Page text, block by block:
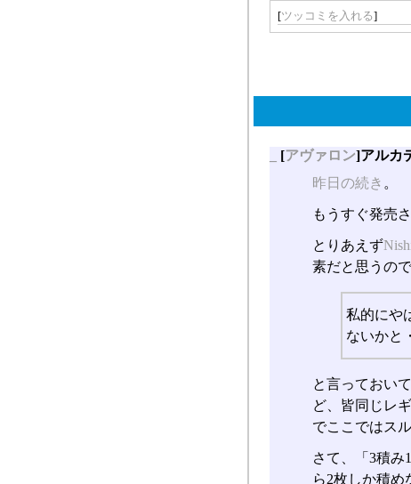
[ツッコミを入れる]
[アヴァロン]アルカ
昨日の続き 。
もうすぐ発売
とりあえず
素だと思うので
私的にや
ないかと
と言っておい
ど、皆同じレ
でここではスル
さて、「3積み
ら2枚しか積め